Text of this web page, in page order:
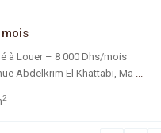
à Louer – 8 000 Dhs/mois
Abdelkrim El Khattabi, Ma ...
2